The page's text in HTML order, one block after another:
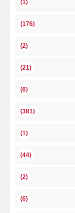
(176)
(2)
(21)
(6)
(381)
(1)
(44)
(2)
(6)